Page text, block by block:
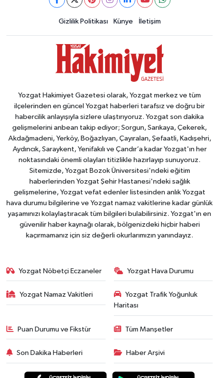
Gizlilik Politikası Künye İletişim
Yozgat Hakimiyet Gazetesi olarak, Yozgat merkez ve tüm
ilçelerinden en güncel Yozgat haberleri tarafsız ve doğru bir
habercilik anlayışıyla sizlere ulaştırıyoruz. Yozgat son dakika
gelişmelerini anbean takip ediyor; Sorgun, Sarıkaya, Çekerek,
Akdağmadeni, Yerköy, Boğazlıyan, Çayıralan, Şefaatli, Kadışehri,
Aydıncık, Saraykent, Yenifakılı ve Çandır’a kadar Yozgat'ın her
noktasındaki önemli olayları titizlikle hazırlayıp sunuyoruz.
Sitemizde, Yozgat Bozok Üniversitesi'ndeki eğitim
haberlerinden Yozgat Şehir Hastanesi'ndeki sağlık
gelişmelerine, Yozgat vefat edenler listesinden anlık Yozgat
hava durumu bilgilerine ve Yozgat namaz vakitlerine kadar günlük
yaşamınızı kolaylaştıracak tüm bilgileri bulabilirsiniz. Yozgat'ın en
güvenilir haber kaynağı olarak, bölgenizdeki hiçbir haberi
kaçırmamanız için siz değerli okurlarımızın yanındayız.
Yozgat Nöbetçi Eczaneler Yozgat Hava Durumu
Yozgat Namaz Vakitleri
Yozgat Trafik Yoğunluk
Haritası
Puan Durumu ve Fikstür Tüm Manşetler
Son Dakika Haberleri Haber Arşivi